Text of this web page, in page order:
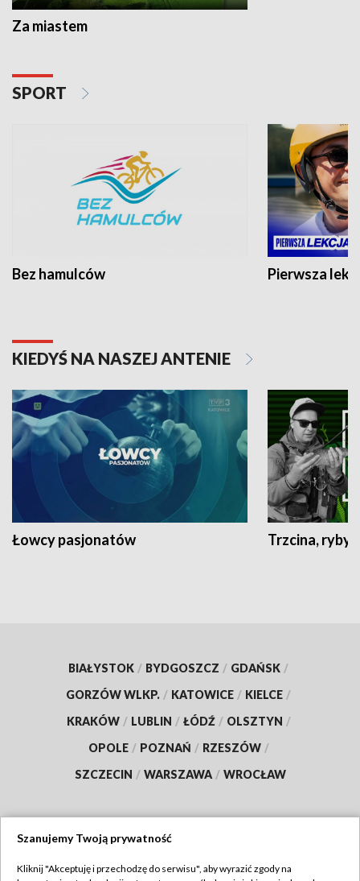
Za miastem
SPORT
Bez hamulców Pierwsza
KIEDYŚ NA NASZEJ ANTENIE
Łowcy pasjonatów Trzcina, ryby
BIAŁYSTOK / BYDGOSZCZ / GDAŃSK /
GORZÓW WLKP. / KATOWICE / KIELCE /
KRAKÓW / LUBLIN / ŁÓDŹ / OLSZTYN /
OPOLE / POZNAŃ / RZESZÓW /
SZCZECIN / WARSZAWA / WROCŁAW
Szanujemy Twoją prywatność
Kliknij "Akceptuję i przechodzę do serwisu", aby wyrazić zgody na